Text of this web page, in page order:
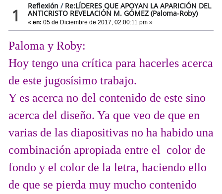
1 Reflexión / Re:LÍDERES QUE APOYAN LA APARICIÓN DEL
ANTICRISTO REVELACIÓN M. GÓMEZ (Paloma-Roby)
«en: 05 de Diciembre de 2017, 02:00:11 pm »
Paloma y Roby:
Hoy tengo una crítica para hacerles acerca
de este jugosísimo trabajo.
Y es acerca no del contenido de este sino
acerca del diseño. Ya que veo de que en
varias de las diapositivas no ha habido una
combinación apropiada entre el color de
fondo y el color de la letra, haciendo ello
de que se pierda muy mucho contenido